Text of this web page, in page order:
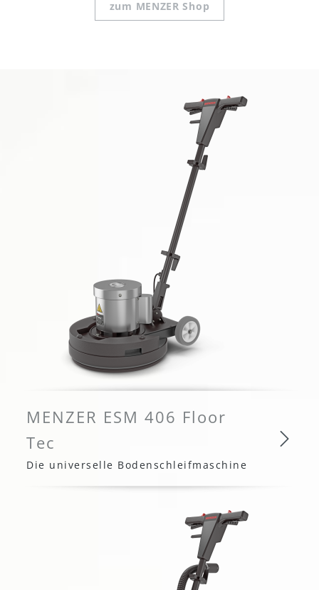
zum MENZER Shop
MENZER ESM 406 Floor
Tec
Die universelle Bodenschleifmaschine